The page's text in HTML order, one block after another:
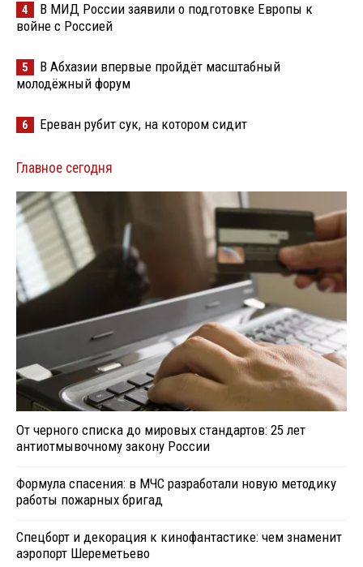
4
В МИД России заявили о подготовке Европы к
войне с Россией
5
В Абхазии впервые пройдёт масштабный
молодёжный форум
6 Ереван рубит сук, на котором сидит
Главное сегодня
От черного списка до мировых стандартов: 25 лет
антиотмывочному закону России
Формула спасения: в МЧС разработали новую методику
работы пожарных бригад
Спецборт и декорация к кинофантастике: чем знаменит
аэропорт Шереметьево